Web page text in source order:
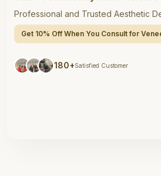
Professional and Trusted Aesthetic
Get 10% Off When You Consult for
180+Satisfied Customer